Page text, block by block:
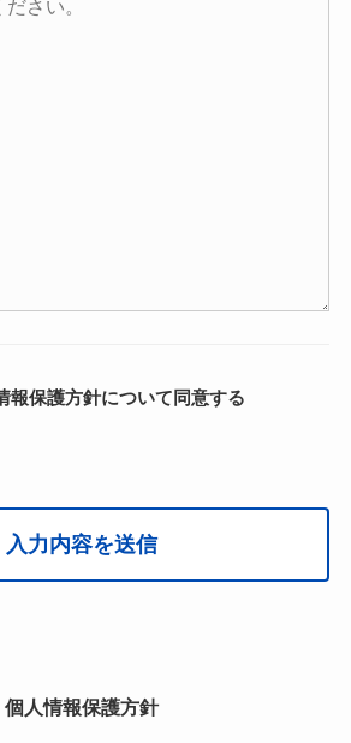
報保護方針について同意する
個人情報保護方針